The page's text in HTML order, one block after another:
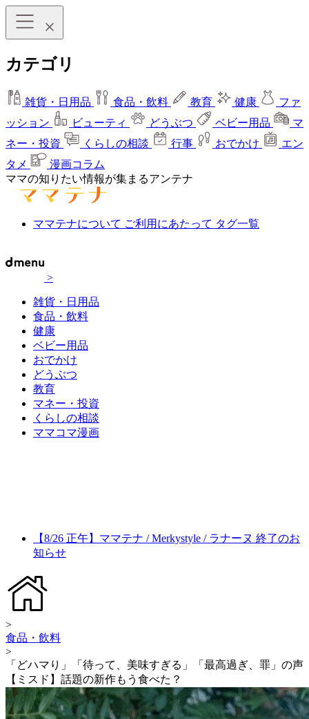
カテゴリ
雑貨・日用品 食品・飲料 教育 健康
ファ
ッション
ビューティ どうぶつ ベビー用品
マ
ネー・投資
くらしの相談 行事 おでかけ
エン
タメ
漫画コラム
ママの知りたい情報が集まるアンテナ
ママテナについて ご利用にあたって タグ一覧
>
雑貨・日用品
食品・飲料
健康
ベビー用品
おでかけ
どうぶつ
教育
マネー・投資
くらしの相談
ママコマ漫画
【8/26 正午】ママテナ / Merkystyle / ラナーヌ 終了のお
知らせ
>
食品・飲料
>
「どハマり」「待って、美味すぎる」「最高過ぎ、罪」の声
【ミスド】話題の新作もう食べた？